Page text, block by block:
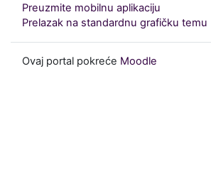
Preuzmite mobilnu aplikaciju
Prelazak na standardnu grafičku temu
Ovaj portal pokreće Moodle